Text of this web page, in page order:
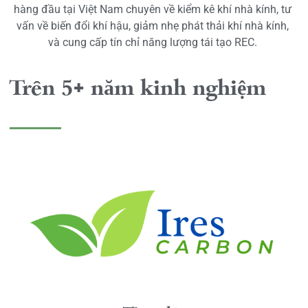
hàng đầu tại Việt Nam chuyên về kiểm kê khí nhà kính, tư
vấn về biến đổi khí hậu, giảm nhẹ phát thải khí nhà kính,
và cung cấp tín chỉ năng lượng tái tạo REC.
Trên 5+ năm kinh nghiệm